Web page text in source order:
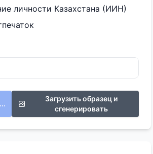
личности Казахстана (ИИН)
Загрузить образец и
сгенерировать